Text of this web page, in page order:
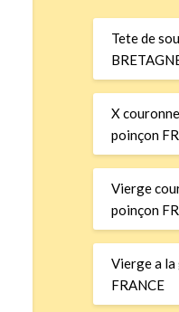
Tete de
X
poinçon
Vierge
poinçon
Vierge a la
FRANCE